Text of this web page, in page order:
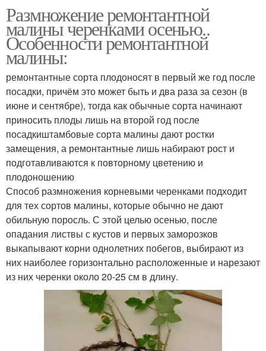
Размножение ремонтантной
малины черенками осенью..
Особенности ремонтантной
малины:
ремонтантные сорта плодоносят в первый же год после
посадки, причём это может быть и два раза за сезон (в
июне и сентябре), тогда как обычные сорта начинают
приносить плоды лишь на второй год после
посадкиштамбовые сорта малины дают ростки
замещения, а ремонтантные лишь набирают рост и
подготавливаются к повторному цветению и
плодоношению
Способ размножения корневыми черенками подходит
для тех сортов малины, которые обычно не дают
обильную поросль. С этой целью осенью, после
опадания листвы с кустов и первых заморозков
выкапывают корни однолетних побегов, выбирают из
них наиболее горизонтально расположенные и нарезают
из них черенки около 20-25 см в длину.